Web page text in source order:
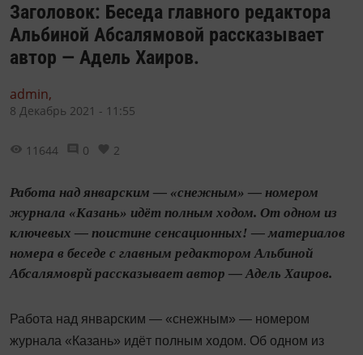
Заголовок: Беседа главного редактора
Альбиной Абсалямовой рассказывает
автор — Адель Хаиров.
admin,
8 Декабрь 2021 - 11:55
11644 0 2
Работа над январским — «снежным» — номером
журнала «Казань» идёт полным ходом. От одном из
ключевых — поистине сенсационных! — материалов
номера в беседе с главным редактором Альбиной
Абсалямоврй рассказывает автор — Адель Хаиров.
Работа над январским — «снежным» — номером
журнала «Казань» идёт полным ходом. Об одном из